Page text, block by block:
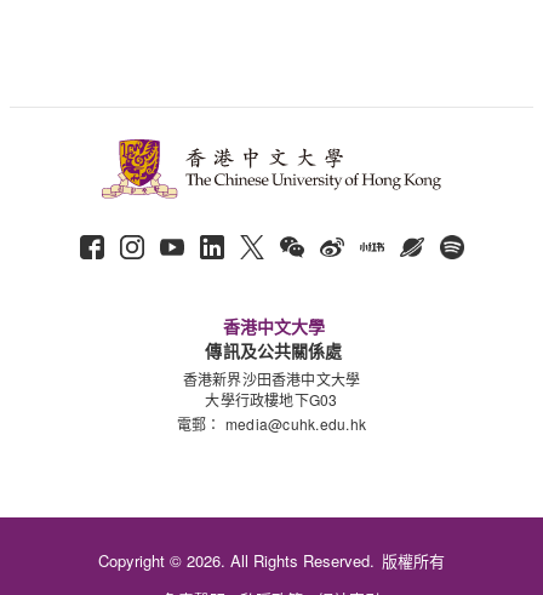
香港中文大學
傳訊及公共關係處
香港新界沙田香港中文大學
大學行政樓地下G03
電郵： media@cuhk.edu.hk
Copyright © 2026. All Rights Reserved. 版權所有